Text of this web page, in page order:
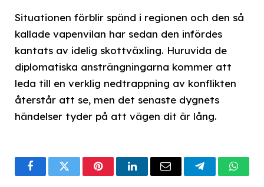
Situationen förblir spänd i regionen och den så
kallade vapenvilan har sedan den infördes
kantats av idelig skottväxling. Huruvida de
diplomatiska ansträngningarna kommer att
leda till en verklig nedtrappning av konflikten
återstår att se, men det senaste dygnets
händelser tyder på att vägen dit är lång.
FacebookTwitterPinterestLinkedInEmail Telegram